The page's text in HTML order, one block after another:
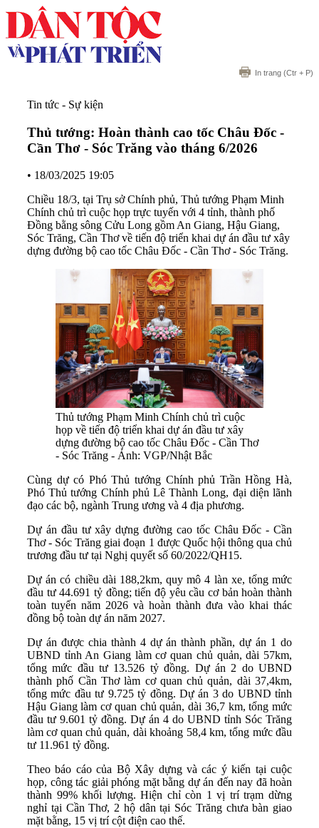
In trang (Ctr + P)
Tin tức - Sự kiện
Thủ tướng: Hoàn thành cao tốc Châu Đốc -
Cần Thơ - Sóc Trăng vào tháng 6/2026
• 18/03/2025 19:05
Chiều 18/3, tại Trụ sở Chính phủ, Thủ tướng Phạm Minh
Chính chủ trì cuộc họp trực tuyến với 4 tỉnh, thành phố
Đồng bằng sông Cửu Long gồm An Giang, Hậu Giang,
Sóc Trăng, Cần Thơ về tiến độ triển khai dự án đầu tư xây
dựng đường bộ cao tốc Châu Đốc - Cần Thơ - Sóc Trăng.
Thủ tướng Phạm Minh Chính chủ trì cuộc
họp về tiến độ triển khai dự án đầu tư xây
dựng đường bộ cao tốc Châu Đốc - Cần Thơ
- Sóc Trăng - Ảnh: VGP/Nhật Bắc
Cùng dự có Phó Thủ tướng Chính phủ Trần Hồng Hà,
Phó Thủ tướng Chính phủ Lê Thành Long, đại diện lãnh
đạo các bộ, ngành Trung ương và 4 địa phương.
Dự án đầu tư xây dựng đường cao tốc Châu Đốc - Cần
Thơ - Sóc Trăng giai đoạn 1 được Quốc hội thông qua chủ
trương đầu tư tại Nghị quyết số 60/2022/QH15.
Dự án có chiều dài 188,2km, quy mô 4 làn xe, tổng mức
đầu tư 44.691 tỷ đồng; tiến độ yêu cầu cơ bản hoàn thành
toàn tuyến năm 2026 và hoàn thành đưa vào khai thác
đồng bộ toàn dự án năm 2027.
Dự án được chia thành 4 dự án thành phần, dự án 1 do
UBND tỉnh An Giang làm cơ quan chủ quản, dài 57km,
tổng mức đầu tư 13.526 tỷ đồng. Dự án 2 do UBND
thành phố Cần Thơ làm cơ quan chủ quản, dài 37,4km,
tổng mức đầu tư 9.725 tỷ đồng. Dự án 3 do UBND tỉnh
Hậu Giang làm cơ quan chủ quản, dài 36,7 km, tổng mức
đầu tư 9.601 tỷ đồng. Dự án 4 do UBND tỉnh Sóc Trăng
làm cơ quan chủ quản, dài khoảng 58,4 km, tổng mức đầu
tư 11.961 tỷ đồng.
Theo báo cáo của Bộ Xây dựng và các ý kiến tại cuộc
họp, công tác giải phóng mặt bằng dự án đến nay đã hoàn
thành 99% khối lượng. Hiện chỉ còn 1 vị trí trạm dừng
nghỉ tại Cần Thơ, 2 hộ dân tại Sóc Trăng chưa bàn giao
mặt bằng, 15 vị trí cột điện cao thế.